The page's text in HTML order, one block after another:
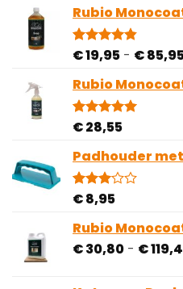
gebaseerd
op
klantbeoordelingen
Rubio
Gewaardeerd
gebaseerd
op
28
klantbeoordelingen
€19,95 - €
Rubio
Gewaardeerd
gebaseerd
op
4
klantbeoordelingen
€28,55
Padhouder
Gewaardeerd
op 5
gebaseerd
op
1
€8,95
Rubio
€30,80 - €